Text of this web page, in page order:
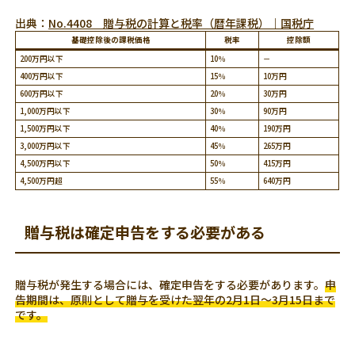
出典： No.4408 贈与税の計算と税率（暦年課税）｜国税庁
基礎控除後の課税価格 税率
控除額
200万円以下
10％
－
400万円以下
15％
10万円
600万円以下
20％
30万円
1,000万円以下
30％
90万円
1,500万円以下
40％
190万円
3,000万円以下
45％
265万円
4,500万円以下
50％
415万円
4,500万円超
55％ 640万円
贈与税は確定申告をする必要がある
贈与税が発生する場合には、確定申告をする必要があります。申
告期間は、原則として贈与を受けた翌年の2月1日～3月15日まで
です。